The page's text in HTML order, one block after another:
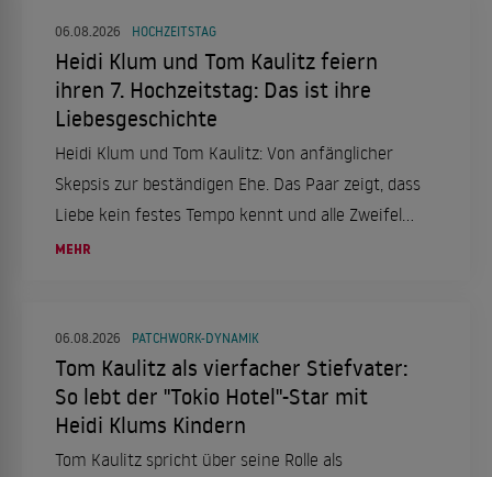
06.08.2026 HOCHZEITSTAG
Heidi Klum und Tom Kaulitz feiern
ihren 7. Hochzeitstag: Das ist ihre
Liebesgeschichte
Heidi Klum und Tom Kaulitz: Von anfänglicher
Skepsis zur beständigen Ehe. Das Paar zeigt, dass
Liebe kein festes Tempo kennt und alle Zweifel
überdauern kann.
MEHR
06.08.2026 PATCHWORK-DYNAMIK
Tom Kaulitz als vierfacher Stiefvater:
So lebt der "Tokio Hotel"-Star mit
Heidi Klums Kindern
Tom Kaulitz spricht über seine Rolle als